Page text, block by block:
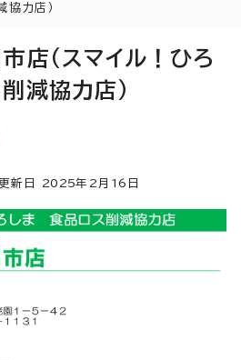
力店）
店（スマイル！ひろ
減協力店）
日 2025年2月 16 日